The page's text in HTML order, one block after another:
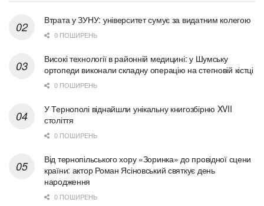
Втрата у ЗУНУ: університет сумує за видатним колегою
0 ПОШИРЕНЬ
Високі технології в районній медицині: у Шумську
ортопеди виконали складну операцію на стегновій кістці
0 ПОШИРЕНЬ
У Тернополі віднайшли унікальну книгозбірню XVII
століття
0 ПОШИРЕНЬ
Від тернопільського хору «Зоринка» до провідної сцени
країни: актор Роман Ясіновський святкує день
народження
0 ПОШИРЕНЬ